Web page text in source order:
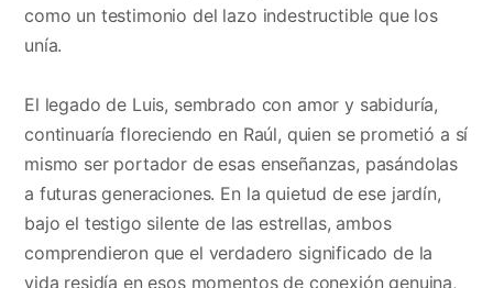
como un testimonio del lazo indestructible que los
unía.
El legado de Luis, sembrado con amor y sabiduría,
continuaría floreciendo en Raúl, quien se prometió a sí
mismo ser portador de esas enseñanzas, pasándolas
a futuras generaciones. En la quietud de ese jardín,
bajo el testigo silente de las estrellas, ambos
comprendieron que el verdadero significado de la
vida residía en esos momentos de conexión genuina,